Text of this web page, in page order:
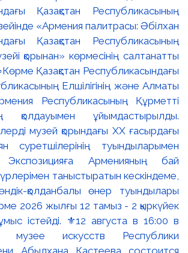
Қазақстан Республикасының
«Армения палитрасы: Әбілхан
Қазақстан Республикасының
қорынан» көрмесінің салтанатты
Қазақстан Республикасындағы
Елшілігінің және Алматы
Республикасының Құрметті
қолдауымен ұйымдастырылды.
музей қорындағы ХХ ғасырдағы
суретшілерінің туындыларымен
Экспозицияға Арменияның бай
таныстыратын кескіндеме,
қолданбалы өнер туындылары
2026 жылғы 12 тамыз - 2 қыркүйек
істейді. ⚜️12 августа в 16:00 в
музее искусств Республики
Абылхана Кастеева состоится